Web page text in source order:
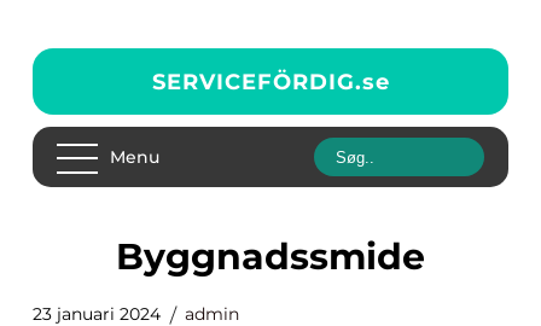
SERVICEFÖRDIG.se
Menu
Byggnadssmide
23 januari 2024 admin